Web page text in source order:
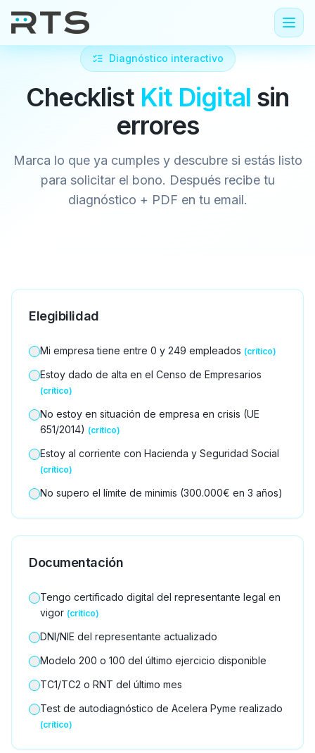
Diagnóstico interactivo
Checklist Kit Digital sin
errores
Marca lo que ya cumples y descubre si estás listo
para solicitar el bono. Después recibe tu
diagnóstico + PDF en tu email.
Elegibilidad
Mi empresa tiene entre 0 y 249 empleados (crítico)
Estoy dado de alta en el Censo de Empresarios
(crítico)
No estoy en situación de empresa en crisis (UE
651/2014) (crítico)
Estoy al corriente con Hacienda y Seguridad Social
(crítico)
No supero el límite de minimis (300.000€ en 3 años)
Documentación
Tengo certificado digital del representante legal en
vigor (crítico)
DNI/NIE del representante actualizado
Modelo 200 o 100 del último ejercicio disponible
TC1/TC2 o RNT del último mes
Test de autodiagnóstico de Acelera Pyme realizado
(crítico)